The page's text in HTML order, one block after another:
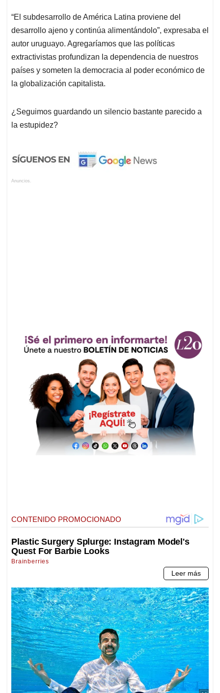
“El subdesarrollo de América Latina proviene del
desarrollo ajeno y continúa alimentándolo”, expresaba el
autor uruguayo. Agregaríamos que las políticas
extractivistas profundizan la dependencia de nuestros
países y someten la democracia al poder económico de
la globalización capitalista.
¿Seguimos guardando un silencio bastante parecido a
la estupidez?
Anuncios.